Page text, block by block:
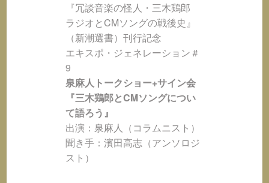
『冗談音楽の怪人・三木鶏郎
ラジオとCMソングの戦後史』
（新潮選書）刊行記念
エキスポ・ジェネレーション＃
9
泉麻人トークショー+サイン会
『三木鶏郎とCMソングについ
て語ろう』
出演：泉麻人（コラムニスト）
聞き手：濱田高志（アンソロジ
スト）